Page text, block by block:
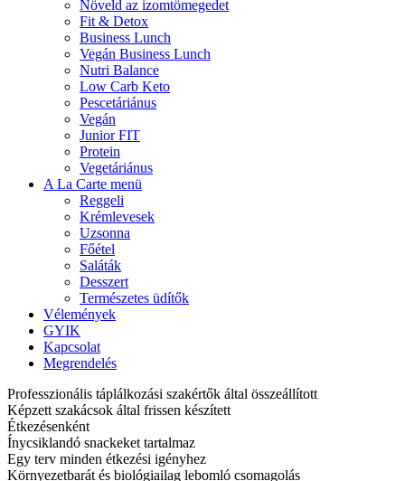
Növeld az izomtömegedet
Fit & Detox
Business Lunch
Vegán Business Lunch
Nutri Balance
Low Carb Keto
Pescetáriánus
Vegán
Junior FIT
Protein
Vegetáriánus
A La Carte menü
Reggeli
Krémlevesek
Uzsonna
Főétel
Saláták
Desszert
Természetes üdítők
Vélemények
GYIK
Kapcsolat
Megrendelés
Professzionális táplálkozási szakértők által összeállított
Képzett szakácsok által frissen készített
Étkezésenként
Ínycsiklandó snackeket tartalmaz
Egy terv minden étkezési igényhez
Környezetbarát és biológiailag lebomló csomagolás